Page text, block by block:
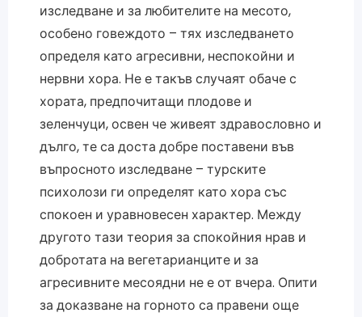
изследване и за любителите на месото,
особено говеждото – тях изследването
определя като агресивни, неспокойни и
нервни хора. Не е такъв случаят обаче с
хората, предпочитащи плодове и
зеленчуци, освен че живеят здравословно и
дълго, те са доста добре поставени във
въпросното изследване – турските
психолози ги определят като хора със
спокоен и уравновесен характер. Между
другото тази теория за спокойния нрав и
добротата на вегетарианците и за
агресивните месоядни не е от вчера. Опити
за доказване на горното са правени още